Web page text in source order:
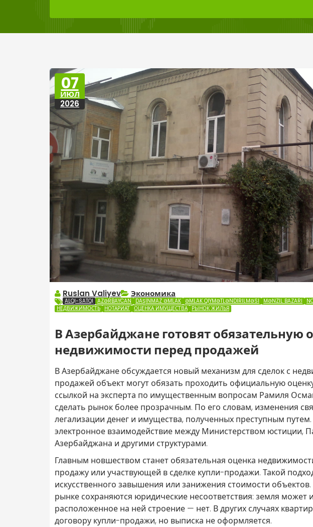
07
ИЮЛ
2026
Ruslan Valiyev Экономика
ALQI-SATQI AZƏRBAYCAN DAŞINMAZ ƏMLAK ƏMLAK QIYMƏTLƏNDIRILMƏSI MƏNZIL BAZARI
НЕДВИЖИМОСТЬ НОТАРИАТ ОЦЕНКА ИМУЩЕСТВА РЫНОК ЖИЛЬЯ
В Азербайджане готовят обязательную
недвижимости перед продажей
В Азербайджане обсуждается новый механизм для сделок с
продажей объект могут обязать проходить официальную
ссылкой на эксперта по имущественным вопросам Рамиля
сделать рынок более прозрачным. По его словам, изменения
легализации денег и имущества, полученных преступным путем.
электронное взаимодействие между Министерством юстиции,
Азербайджана и другими структурами.
Главным новшеством станет обязательная оценка
продажу или участвующей в сделке купли-продажи. Такой
искусственного завышения или занижения стоимости
рынке сохраняются юридические несоответствия: земля может
расположенное на ней строение — нет. В других случаях
договору купли-продажи, но выписка не оформляется.